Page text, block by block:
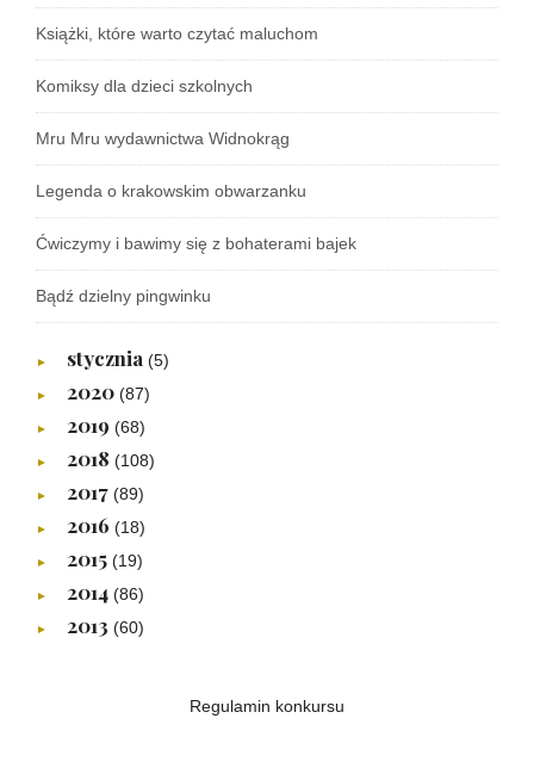
Książki, które warto czytać maluchom
Komiksy dla dzieci szkolnych
Mru Mru wydawnictwa Widnokrąg
Legenda o krakowskim obwarzanku
Ćwiczymy i bawimy się z bohaterami bajek
Bądź dzielny pingwinku
► stycznia (5)
► 2020 (87)
► 2019 (68)
► 2018 (108)
► 2017 (89)
► 2016 (18)
► 2015 (19)
► 2014 (86)
► 2013 (60)
Regulamin konkursu